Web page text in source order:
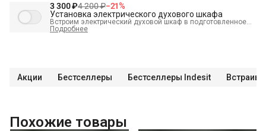
3 300 ₽4 200 ₽−21%
Установка электрического духового шкафа
Встроим электрический духовой шкаф в подготовленное
место и подключим к электрике.
В стоимость входит:
до МКАД, СПБ до КАД)
Подробнее
Акции Бестселлеры Бестселлеры Indesit
Похожие товары